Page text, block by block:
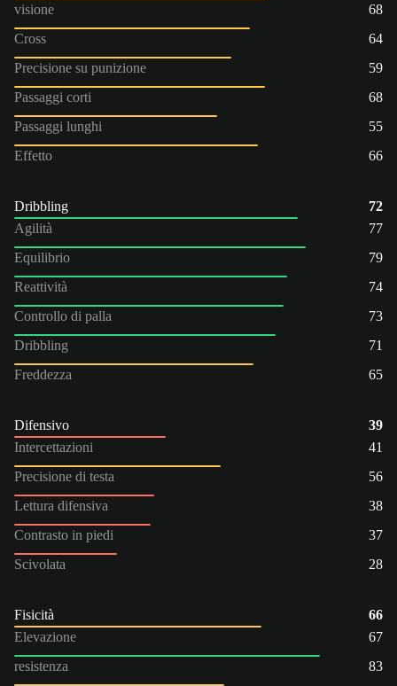
visione
68
Cross
64
Precisione su punizione
59
Passaggi corti
68
Passaggi lunghi
55
Effetto
66
Dribbling
72
Agilità
77
Equilibrio
79
Reattività
74
Controllo di palla
73
Dribbling
71
Freddezza
65
Difensivo
39
Intercettazioni
41
Precisione di testa
56
Lettura difensiva
38
Contrasto in piedi
37
Scivolata
28
Fisicità
66
Elevazione
67
resistenza
83